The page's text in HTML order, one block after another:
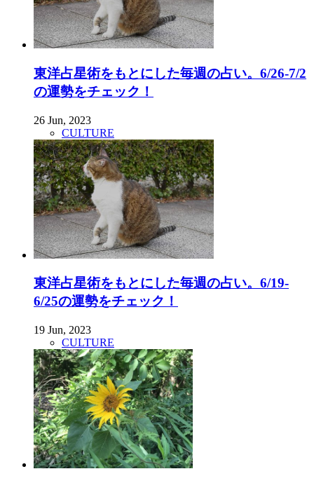
東洋占星術をもとにした毎週の占い。6/26-7/2
の運勢をチェック！
26 Jun, 2023
CULTURE
東洋占星術をもとにした毎週の占い。6/19-
6/25の運勢をチェック！
19 Jun, 2023
CULTURE